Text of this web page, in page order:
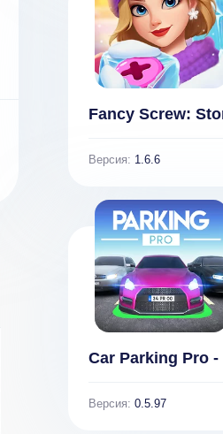
Fancy Screw:
Версия: 1.6.6
Car Parking Pro
Версия: 0.5.97